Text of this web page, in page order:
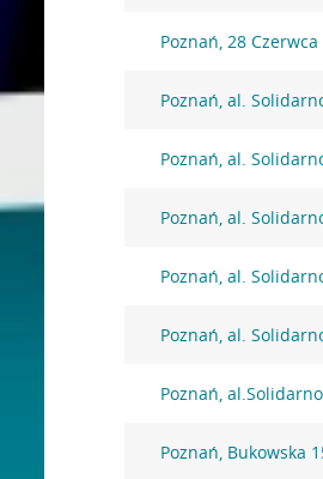
Poznań, 28
Poznań, al.
Poznań, al.
Poznań, al.
Poznań, al.
Poznań, al.
Poznań,
Poznań, Bukowska